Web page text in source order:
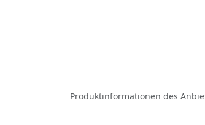
Produktinformationen des